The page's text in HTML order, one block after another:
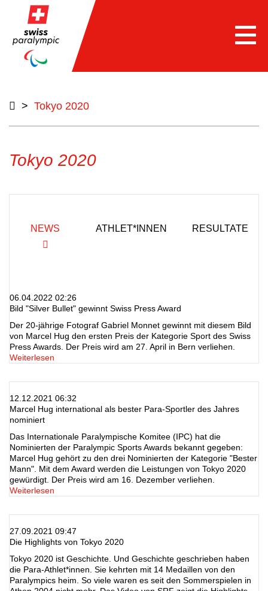
> Tokyo 2020
Tokyo 2020
NEWS ATHLET*INNEN RESULTATE
06.04.2022 02:26
Bild "Silver Bullet" gewinnt Swiss Press Award
Der 20-jährige Fotograf Gabriel Monnet gewinnt mit diesem Bild
von Marcel Hug den ersten Preis der Kategorie Sport des Swiss
Press Awards. Der Preis wird am 27. April in Bern verliehen.
Weiterlesen
12.12.2021 06:32
Marcel Hug international als bester Para-Sportler des Jahres
nominiert
Das Internationale Paralympische Komitee (IPC) hat die
Nominierten der Paralympic Sports Awards bekannt gegeben:
Marcel Hug gehört zu den drei Nominierten der Kategorie "Bester
Mann". Mit dem Award werden die Leistungen von Tokyo 2020
gewürdigt. Der Preis wird am 16. Dezember verliehen.
Weiterlesen
27.09.2021 09:47
Die Highlights von Tokyo 2020
Tokyo 2020 ist Geschichte. Und Geschichte geschrieben haben
die Para-Athlet*innen. Sie kehrten mit 14 Medaillen von den
Paralympics heim. So viele waren es seit den Sommerspielen in